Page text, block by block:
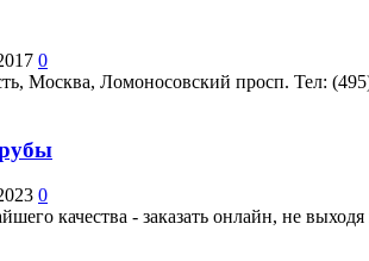
0
Москва, Ломоносовский просп. Teл:
0
качества - заказать онлайн, не